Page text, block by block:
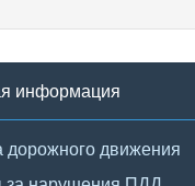
информация
дорожного движения